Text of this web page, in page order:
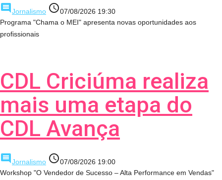
comment Jornalismo access_time07/08/2026 19:30
Programa "Chama o MEI" apresenta novas oportunidades aos
profissionais
CDL Criciúma realiza
mais uma etapa do
CDL Avança
comment Jornalismo access_time07/08/2026 19:00
Workshop "O Vendedor de Sucesso – Alta Performance em Vendas"